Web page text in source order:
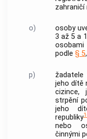
zahraničí
o)
osoby
3 až 5 a
podle § 5,
p)
jeho dítě
cizince,
strpění
jeho
republiky
nebo
činnými